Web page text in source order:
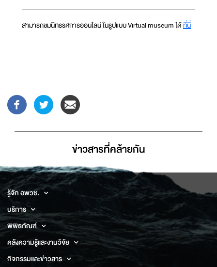
สามารถชมนิทรรศการออนไลน์ ในรูปแบบ Virtual museum ได้ที่นี่
ข่าวสารที่่คล้ายกัน
รู้จัก อพวช.
บริการ
พิพิธภัณฑ์
คลังความรู้และงานวิจัย
กิจกรรมและข่าวสาร